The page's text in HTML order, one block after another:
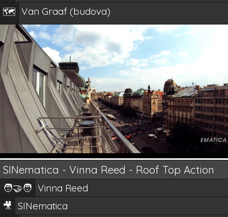
🗺️ Van Graaf (budova)
SINematica - Vinna Reed - Roof Top Action
🧑‍🤝‍🧑 Vinna Reed
🎥 SINematica